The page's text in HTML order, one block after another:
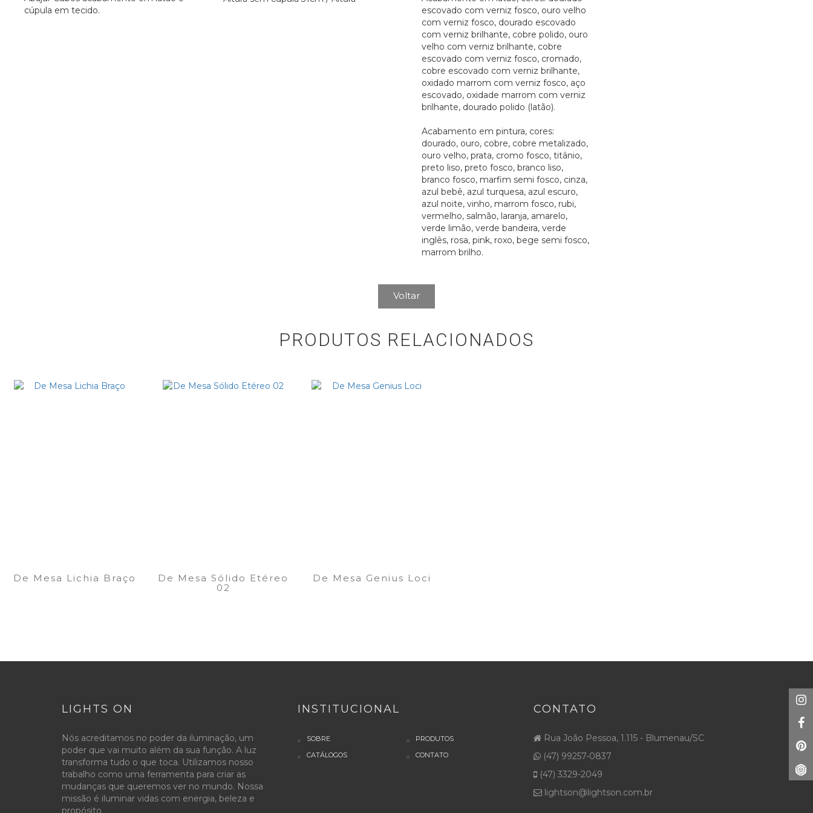
cúpula em tecido.
escovado com verniz fosco, ouro velho
com verniz fosco, dourado escovado
com verniz brilhante, cobre polido, ouro
velho com verniz brilhante, cobre
escovado com verniz fosco, cromado,
cobre escovado com verniz brilhante,
oxidado marrom com verniz fosco, aço
escovado, oxidade marrom com verniz
brilhante, dourado polido (latão).
Acabamento em pintura, cores:
dourado, ouro, cobre, cobre metalizado,
ouro velho, prata, cromo fosco, titânio,
preto liso, preto fosco, branco liso,
branco fosco, marfim semi fosco, cinza,
azul bebê, azul turquesa, azul escuro,
azul noite, vinho, marrom fosco, rubi,
vermelho, salmão, laranja, amarelo,
verde limão, verde bandeira, verde
inglês, rosa, pink, roxo, bege semi fosco,
marrom brilho.
Voltar
PRODUTOS RELACIONADOS
De Mesa Lichia Braço
De Mesa Sólido Etéreo
02
De Mesa Genius Loci
LIGHTS ON
Nós acreditamos no poder da iluminação, um
poder que vai muito além da sua função. A luz
transforma tudo o que toca. Utilizamos nosso
trabalho como uma ferramenta para criar as
mudanças que queremos ver no mundo. Nossa
missão é iluminar vidas com energia, beleza e
propósito.
INSTITUCIONAL
SOBRE
PRODUTOS
CATÁLOGOS
CONTATO
CONTATO
Rua João Pessoa, 1.115 - Blumenau/SC
(47) 99257-0837
(47) 3329-2049
lightson@lightson.com.br